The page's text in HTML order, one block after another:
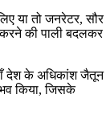
या तो जनरेटर, सौर
की पाली बदलकर
देश के अधिकांश जैतून
किया, जिसके